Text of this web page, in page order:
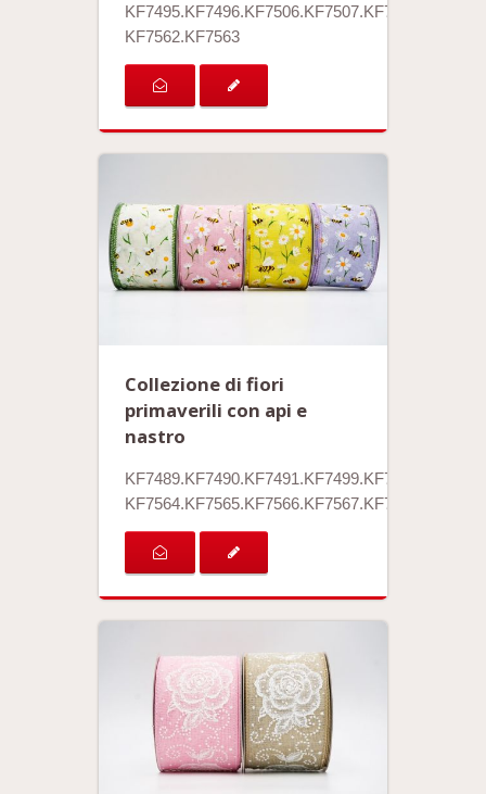
KF7495.KF7496.KF7506.KF7507.KF7561
KF7562.KF7563
Collezione di fiori
primaverili con api e
nastro
KF7489.KF7490.KF7491.KF7499.KF7500
KF7564.KF7565.KF7566.KF7567.KF7568